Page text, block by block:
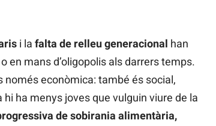
i la falta de relleu generacional han
en mans d’oligopolis als darrers temps.
només econòmica: també és social,
ha menys joves que vulguin viure de la
de sobirania alimentària,